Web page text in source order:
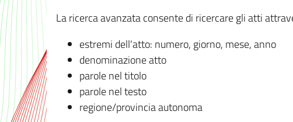
La ricerca avanzata consente di ricercare gli atti
estremi dell'atto: numero, giorno, mese, anno
denominazione atto
parole nel titolo
parole nel testo
regione/provincia autonoma